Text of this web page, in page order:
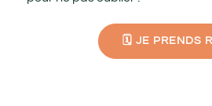
🗓️ JE PRENDS